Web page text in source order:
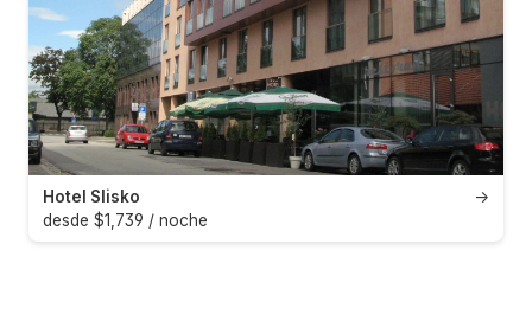
→
Hotel Slisko
desde $1,739 / noche